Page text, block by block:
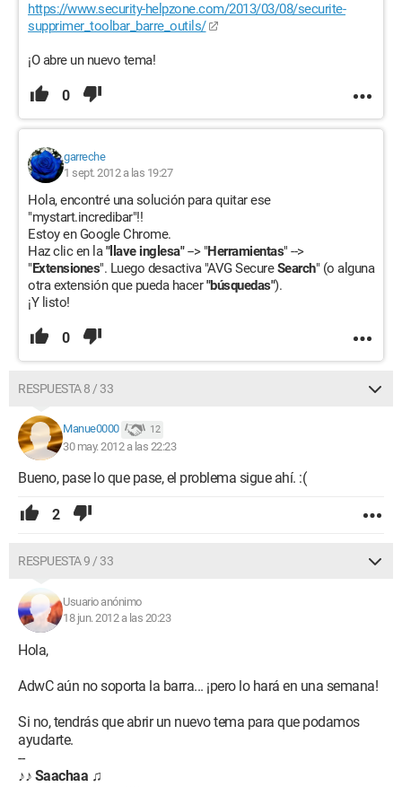
https://www.security-helpzone.com/2013/03/08/securite-
supprimer_toolbar_barre_outils/
¡O abre un nuevo tema!
0
garreche
1 sept. 2012 a las 19:27
Hola, encontré una solución para quitar ese
"mystart.incredibar"!!
Estoy en Google Chrome.
Haz clic en la"llave inglesa"--> "Herramientas" -->
"Extensiones". Luego desactiva "AVG SecureSearch" (o alguna
otra extensión que pueda hacer"búsquedas").
¡Y listo!
0
RESPUESTA 8 / 33
Manue0000 12
30 may. 2012 a las 22:23
Bueno, pase lo que pase, el problema sigue ahí. :(
2
RESPUESTA 9 / 33
Usuario anónimo
18 jun. 2012 a las 20:23
Hola,
AdwC aún no soporta la barra... ¡pero lo hará en una semana!
Si no, tendrás que abrir un nuevo tema para que podamos
ayudarte.
--
♪♪ Saachaa ♫